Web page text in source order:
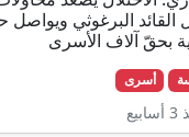
القائد البرغوثي ويواصل
بحقّ آلاف الأسرى
أسرى